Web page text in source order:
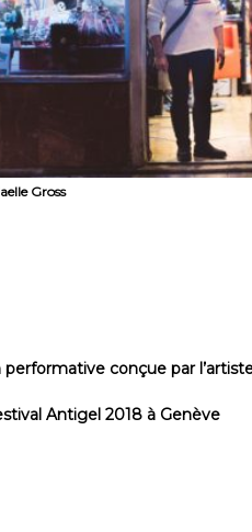
Gross
conçue par
Antigel 2018 à Genève